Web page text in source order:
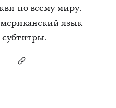
по всему миру.
язык